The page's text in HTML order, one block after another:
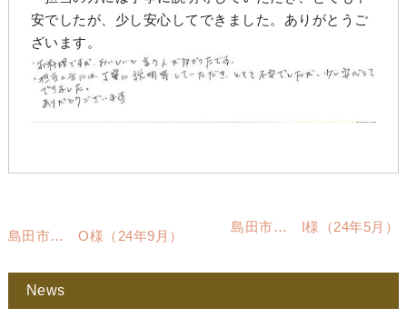
安でしたが、少し安心してできました。ありがとうご
ざいます。
島田市… O様（24年9月）
島田市… I様（24年5月）
News